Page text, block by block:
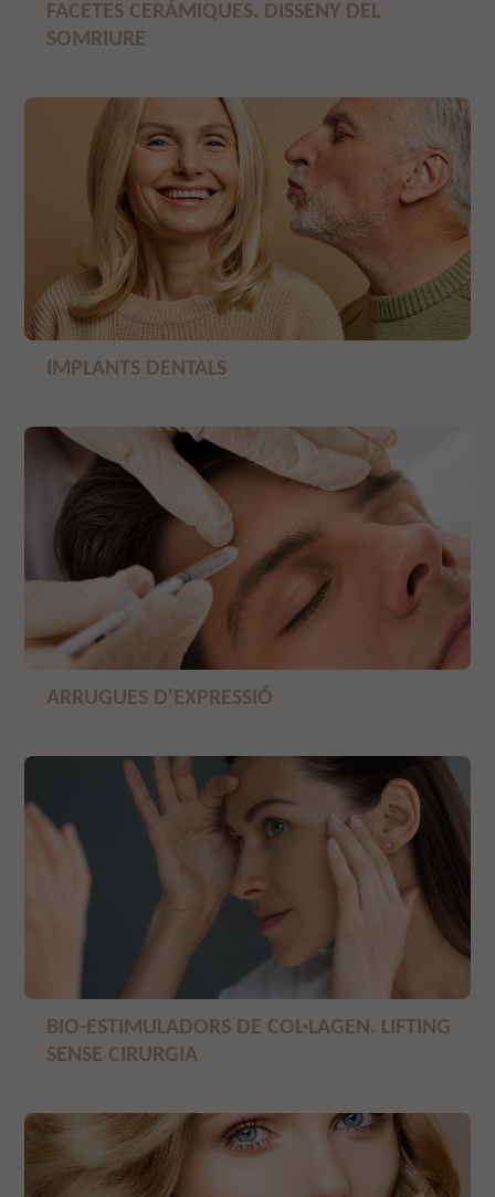
FACETES CERÁMIQUES. DISSENY DEL
SOMRIURE
IMPLANTS DENTALS
ARRUGUES D'EXPRESSIÓ
BIO-ESTIMULADORS DE COL·LAGEN. LIFTING
SENSE CIRURGIA